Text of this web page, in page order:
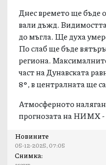
Новините
05-12-2025, 07:05
Снимка:
Днес времето ще бъде
вали дъжд.
до мъгла. Ще духа
По слаб ще бъде
региона.
част на Дунавската
8°, в централната ще
Атмосферното
прогнозата на НИМХ -